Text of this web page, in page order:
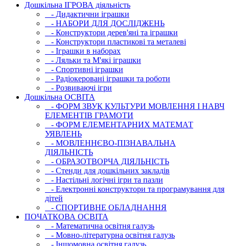
Дошкільна ІГРОВА діяльність
- Дидактични іграшки
- НАБОРИ ДЛЯ ДОСЛІДЖЕНЬ
- Конструктори дерев'яні та іграшки
- Конструктори пластикові та металеві
- Іграшки в наборах
- Ляльки та М'які іграшки
- Спортивні іграшки
- Радіокеровані іграшки та роботи
- Розвиваючі ігри
Дошкільна ОСВIТА
- ФОРМ ЗВУК КУЛЬТУРИ МОВЛЕННЯ І НАВЧ
ЕЛЕМЕНТІВ ГРАМОТИ
- ФОРМ ЕЛЕМЕНТАРНИХ МАТЕМАТ
УЯВЛЕНЬ
- МОВЛЕННЄВО-ПІЗНАВАЛЬНА
ДІЯЛЬНІСТЬ
- ОБРАЗОТВОРЧА ДІЯЛЬНІСТЬ
- Стенди для дошкільних закладів
- Настільні логічні ігри та пазли
- Електронні конструктори та програмування для
дітей
- СПОРТИВНЕ ОБЛАДНАННЯ
ПОЧАТКОВА ОСВIТА
- Математична освітня галузь
- Мовно-літературна освітня галузь